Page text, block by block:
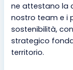
ne attestano la
nostro team e i
sostenibilità,
strategico
territorio.